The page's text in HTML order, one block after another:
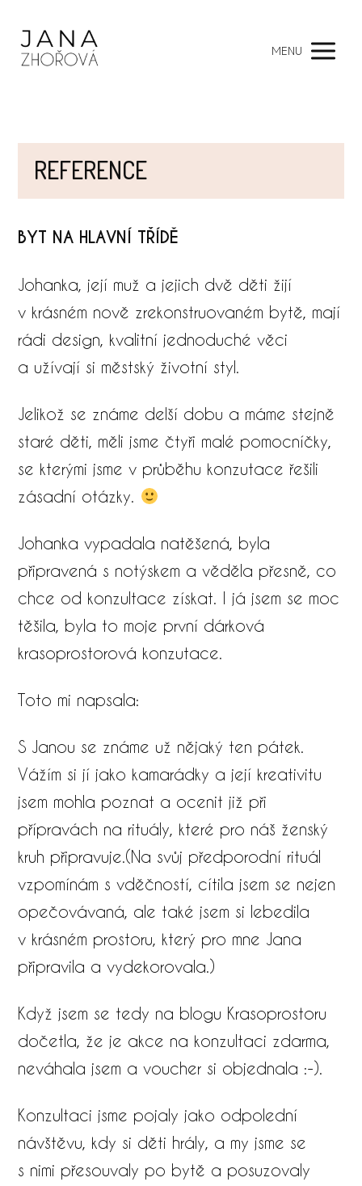
MENU
REFERENCE
BYT NA HLAVNÍ TŘÍDĚ
​Johanka, její muž a jejich dvě děti žijí
v krásném nově zrekonstruovaném bytě, mají
rádi design, kvalitní jednoduché věci
a užívají si městský životní styl.
Jelikož se známe delší dobu a máme stejně
staré děti, měli jsme čtyři malé pomocníčky,
se kterými jsme v průběhu konzutace řešili
zásadní otázky.
Johanka vypadala natěšená, byla
připravená s notýskem a věděla přesně, co
chce od konzultace získat. I já jsem se moc
těšila, byla to moje první dárková
krasoprostorová konzutace.
Toto mi napsala:
S Janou se známe už nějaký ten pátek.
Vážím si jí jako kamarádky a její kreativitu
jsem mohla poznat a ocenit již při
přípravách na rituály, které pro náš ženský
kruh připravuje.(Na svůj předporodní rituál
vzpomínám s vděčností, cítila jsem se nejen
opečovávaná, ale také jsem si lebedila
v krásném prostoru, který pro mne Jana
připravila a vydekorovala.)
Když jsem se tedy na blogu Krasoprostoru
dočetla, že je akce na konzultaci zdarma,
neváhala jsem a voucher si objednala :-).
Konzultaci jsme pojaly jako odpolední
návštěvu, kdy si děti hrály, a my jsme se
s nimi přesouvaly po bytě a posuzovaly